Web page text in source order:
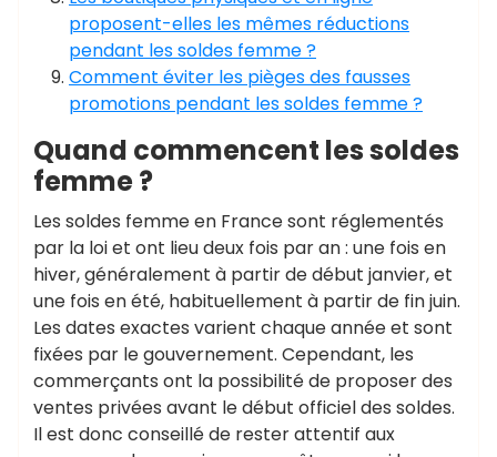
proposent-elles les mêmes réductions
pendant les soldes femme ?
Comment éviter les pièges des fausses
promotions pendant les soldes femme ?
Quand commencent les soldes
femme ?
Les soldes femme en France sont réglementés
par la loi et ont lieu deux fois par an : une fois en
hiver, généralement à partir de début janvier, et
une fois en été, habituellement à partir de fin juin.
Les dates exactes varient chaque année et sont
fixées par le gouvernement. Cependant, les
commerçants ont la possibilité de proposer des
ventes privées avant le début officiel des soldes.
Il est donc conseillé de rester attentif aux